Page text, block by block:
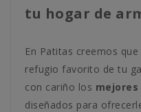
tu hogar de
En Patitas creemos
refugio favorito de tu
con cariño los
diseñados para